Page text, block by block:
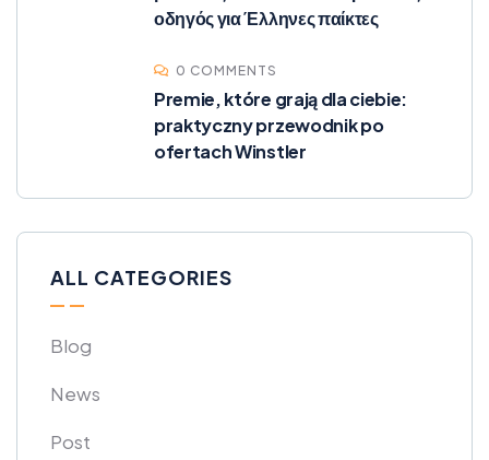
οδηγός για Έλληνες παίκτες
0 COMMENTS
Premie, które grają dla ciebie:
praktyczny przewodnik po
ofertach Winstler
ALL CATEGORIES
Blog
News
Post